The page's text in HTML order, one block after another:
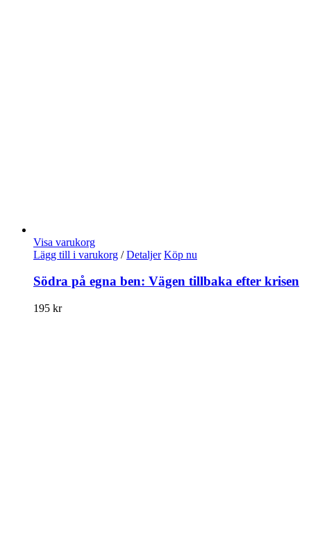
Visa varukorg
Lägg till i varukorg / Detaljer Köp nu
Södra på egna ben: Vägen tillbaka efter krisen
195 kr